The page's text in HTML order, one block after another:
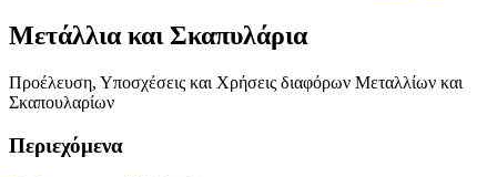
Μετάλλια και Σκαπυλάρια
Προέλευση, Υποσχέσεις και Χρήσεις διαφόρων Μεταλλίων και
Σκαπουλαρίων
Περιεχόμενα